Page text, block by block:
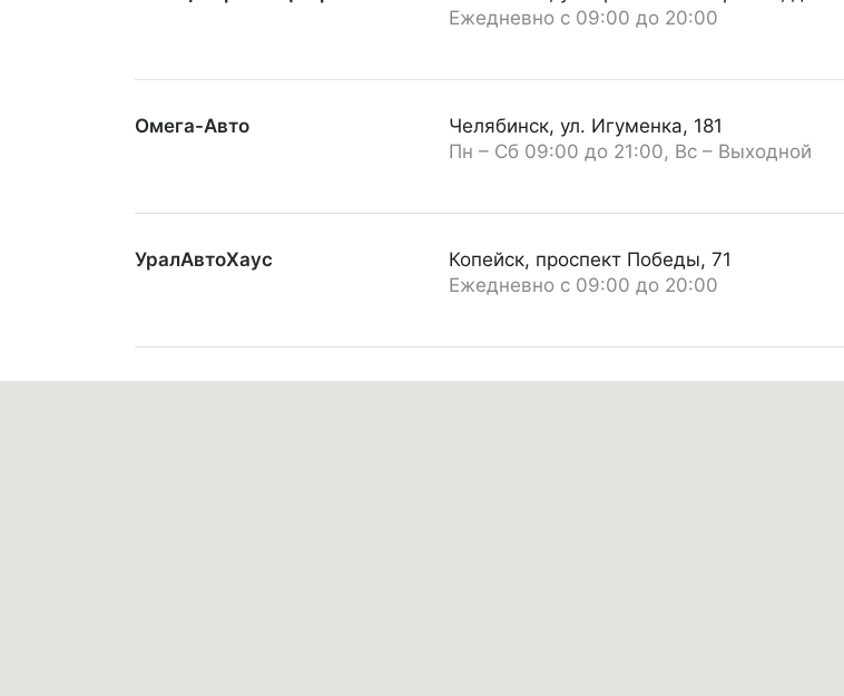
Ежедневно с 09:00 до 20:00
Омега-Авто
Челябинск, ул. Игуменка, 181
Пн – Сб 09:00 до 21:00, Вс – Выходной
УралАвтоХаус
Копейск, проспект Победы, 71
Ежедневно с 09:00 до 20:00